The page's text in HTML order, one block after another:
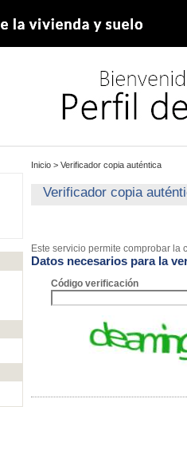
Inicio > Verificador copia auténtica
Verificador copia
Este servicio permite comprobar
Datos necesarios para la
Código verificación